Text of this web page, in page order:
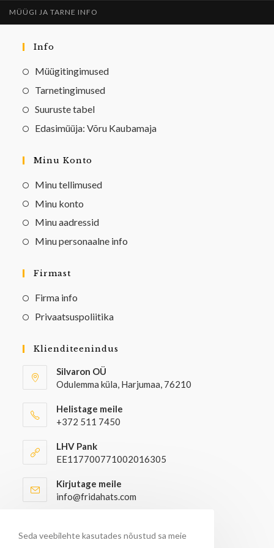
MÜÜGI JA TARNE INFO
Info
Müügitingimused
Tarnetingimused
Suuruste tabel
Edasimüüja: Võru Kaubamaja
Minu Konto
Minu tellimused
Minu konto
Minu aadressid
Minu personaalne info
Firmast
Firma info
Privaatsuspoliitika
Klienditeenindus
Silvaron OÜ
Odulemma küla, Harjumaa, 76210
Helistage meile
+372 511 7450
LHV Pank
EE117700771002016305
Kirjutage meile
info@fridahats.com
info@fridahats.com
Seda veebilehte kasutades nõustud sa meie